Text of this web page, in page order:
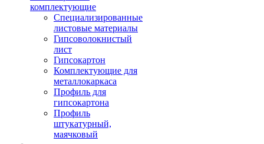
комплектующие
Специализированные
листовые материалы
Гипсоволокнистый
лист
Гипсокартон
Комплектующие для
металлокаркаса
Профиль для
гипсокартона
Профиль
штукатурный,
маячковый